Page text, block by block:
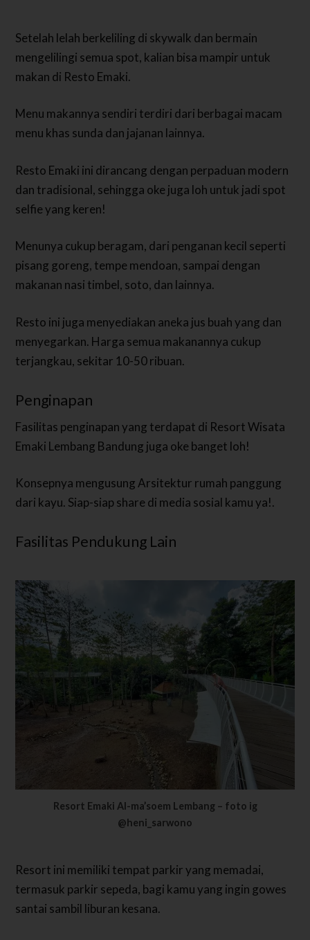
Setelah lelah berkeliling di skywalk dan bermain
mengelilingi semua spot, kalian bisa mampir untuk
makan di Resto Emaki.
Menu makannya sendiri terdiri dari berbagai macam
menu khas sunda dan jajanan lainnya.
Resto Emaki ini dirancang dengan perpaduan modern
dan tradisional, sehingga oke juga loh untuk jadi spot
selfie yang keren!
Menunya cukup beragam, dari penganan kecil seperti
pisang goreng, tempe mendoan, sampai dengan
makanan nasi timbel, soto, dan lainnya.
Resto ini juga menyediakan aneka jus buah yang dan
menyegarkan. Harga semua makanannya cukup
terjangkau, sekitar 10-50 ribuan.
Penginapan
Fasilitas penginapan yang terdapat di Resort Wisata
Emaki Lembang Bandung juga oke banget loh!
Konsepnya mengusung Arsitektur rumah panggung
dari kayu. Siap-siap share di media sosial kamu ya!.
Fasilitas Pendukung Lain
Resort Emaki Al-ma’soem Lembang – foto ig
@heni_sarwono
Resort ini memiliki tempat parkir yang memadai,
termasuk parkir sepeda, bagi kamu yang ingin gowes
santai sambil liburan kesana.